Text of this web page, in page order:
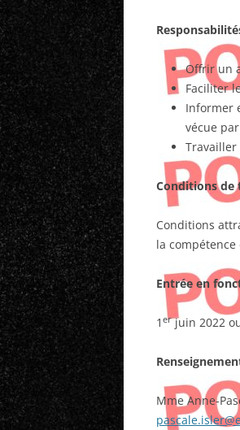
Offrir un
Faciliter
Informer
vécue
Travailler
Conditions de
Conditions
la
Entrée en
1 erjuin 2022
Mme Anne-